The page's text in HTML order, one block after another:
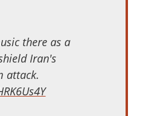
there as a
Iran's
attack.